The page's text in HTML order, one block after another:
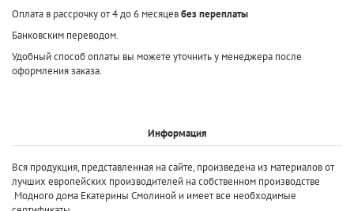
Оплата в рассрочку от 4 до 6 месяцевбез переплаты
Банковским переводом.
Удобный способ оплаты вы можете уточнить у менеджера после
оформления заказа.
Информация
Вся продукция, представленная на сайте, произведена из материалов от
лучших европейских производителей на собственном производстве
Модного дома Екатерины Смолиной и имеет все необходимые